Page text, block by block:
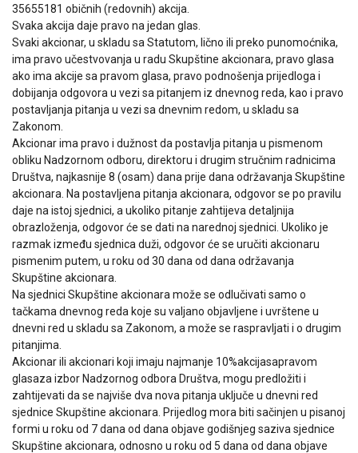
35655181 običnih (redovnih) akcija.
Svaka akcija daje pravo na jedan glas.
Svaki akcionar, u skladu sa Statutom, lično ili preko punomoćnika,
ima pravo učestvovanja u radu Skupštine akcionara, pravo glasa
ako ima akcije sa pravom glasa, pravo podnošenja prijedloga i
dobijanja odgovora u vezi sa pitanjem iz dnevnog reda, kao i pravo
postavljanja pitanja u vezi sa dnevnim redom, u skladu sa
Zakonom.
Akcionar ima pravo i dužnost da postavlja pitanja u pismenom
obliku Nadzornom odboru, direktoru i drugim stručnim radnicima
Društva, najkasnije 8 (osam) dana prije dana održavanja Skupštine
akcionara. Na postavljena pitanja akcionara, odgovor se po pravilu
daje na istoj sjednici, a ukoliko pitanje zahtijeva detaljnija
obrazloženja, odgovor će se dati na narednoj sjednici. Ukoliko je
razmak između sjednica duži, odgovor će se uručiti akcionaru
pismenim putem, u roku od 30 dana od dana održavanja
Skupštine akcionara.
Na sjednici Skupštine akcionara može se odlučivati samo o
tačkama dnevnog reda koje su valjano objavljene i uvrštene u
dnevni red u skladu sa Zakonom, a može se raspravljati i o drugim
pitanjima.
Akcionar ili akcionari koji imaju najmanje 10%akcijasapravom
glasaza izbor Nadzornog odbora Društva, mogu predložiti i
zahtijevati da se najviše dva nova pitanja uključe u dnevni red
sjednice Skupštine akcionara. Prijedlog mora biti sačinjen u pisanoj
formi u roku od 7 dana od dana objave godišnjeg saziva sjednice
Skupštine akcionara, odnosno u roku od 5 dana od dana objave